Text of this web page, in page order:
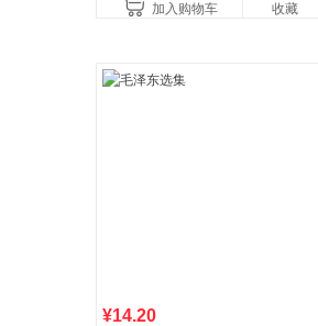
加入购物车 收藏
¥14.20